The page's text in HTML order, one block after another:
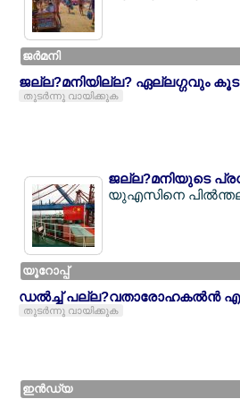
ജര്‍മനി
ജല്ല?മനിയില്ല? ഏല്ലഗ്ഗവും
തുടര്‍ന്നു വായിക്കുക
ജല്ല?മനിയുടെ
യുഎസിനെ
യൂറോപ്പ്
ഡല്‍ച്ച് പല്ല?വതാരോഹകല്‍ന്‍
തുടര്‍ന്നു വായിക്കുക
ഇന്‍ഡ്യ